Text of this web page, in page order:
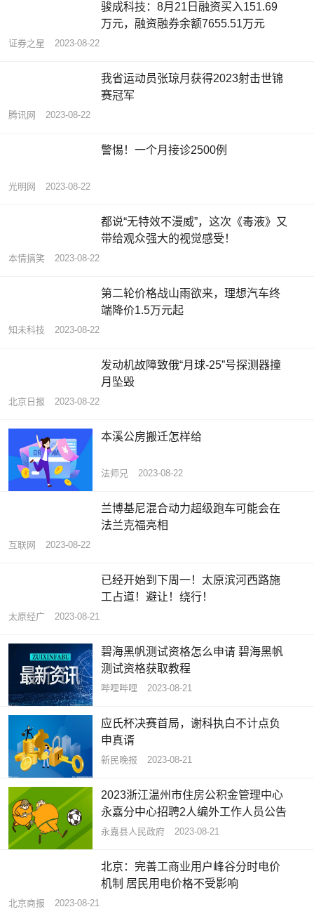
骏成科技：8月21日融资买入151.69
万元，融资融券余额7655.51万元
证券之星 2023-08-22
我省运动员张琼月获得2023射击世锦
赛冠军
腾讯网 2023-08-22
警惕！一个月接诊2500例
光明网 2023-08-22
都说“无特效不漫威”，这次《毒液》又
带给观众强大的视觉感受！
本情搞笑 2023-08-22
第二轮价格战山雨欲来，理想汽车终
端降价1.5万元起
知未科技 2023-08-22
发动机故障致俄“月球-25”号探测器撞
月坠毁
北京日报 2023-08-22
本溪公房搬迁怎样给
法师兄 2023-08-22
兰博基尼混合动力超级跑车可能会在
法兰克福亮相
互联网 2023-08-22
已经开始到下周一！太原滨河西路施
工占道！避让！绕行！
太原经广 2023-08-21
碧海黑帆测试资格怎么申请 碧海黑帆
测试资格获取教程
哔哩哔哩 2023-08-21
应氏杯决赛首局，谢科执白不计点负
申真谞
新民晚报 2023-08-21
2023浙江温州市住房公积金管理中心
永嘉分中心招聘2人编外工作人员公告
永嘉县人民政府 2023-08-21
北京：完善工商业用户峰谷分时电价
机制 居民用电价格不受影响
北京商报 2023-08-21